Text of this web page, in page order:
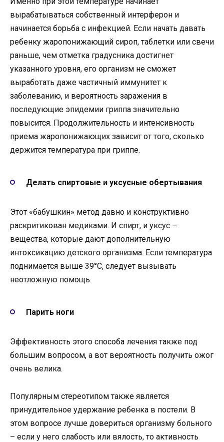
вырабатываться собственный интерферон и
начинается борьба с инфекцией. Если начать давать
ребенку жаропонижающий сироп, таблетки или свечи
раньше, чем отметка градусника достигнет
указанного уровня, его организм не сможет
выработать даже частичный иммунитет к
заболеванию, и вероятность заражения в
последующие эпидемии гриппа значительно
повысится. Продолжительность и интенсивность
приема жаропонижающих зависит от того, сколько
держится температура при гриппе.
Делать спиртовые и уксусные обертывания
Этот «бабушкин» метод давно и конструктивно
раскритикован медиками. И спирт, и уксус –
вещества, которые дают дополнительную
интоксикацию детского организма. Если температура
поднимается выше 39°С, следует вызывать
неотложную помощь.
Парить ноги
Эффективность этого способа лечения также под
большим вопросом, а вот вероятность получить ожог
очень велика.
Популярным стереотипом также является
принудительное удержание ребенка в постели. В
этом вопросе лучше довериться организму больного
– если у него слабость или вялость, то активность